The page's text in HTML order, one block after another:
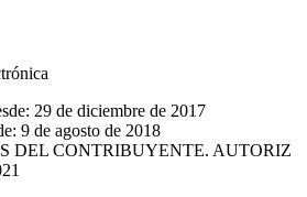
29 de diciembre de 2017
9 de agosto de 2018
DEL CONTRIBUYENTE. AUTORIZ